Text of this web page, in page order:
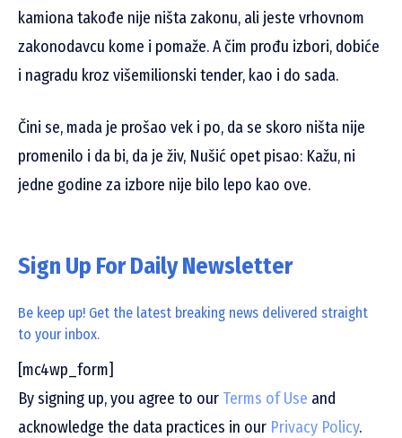
kamiona takođe nije ništa zakonu, ali jeste vrhovnom
zakonodavcu kome i pomaže. A čim prođu izbori, dobiće
i nagradu kroz višemilionski tender, kao i do sada.
Čini se, mada je prošao vek i po, da se skoro ništa nije
promenilo i da bi, da je živ, Nušić opet pisao: Kažu, ni
jedne godine za izbore nije bilo lepo kao ove.
Sign Up For Daily Newsletter
Be keep up! Get the latest breaking news delivered straight
to your inbox.
[mc4wp_form]
By signing up, you agree to our Terms of Use and
acknowledge the data practices in our Privacy Policy.